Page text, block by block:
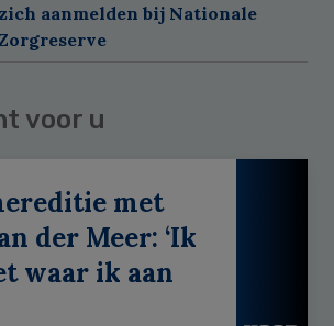
zich aanmelden bij Nationale
Zorgreserve
voor u
met
der Meer: ‘Ik
waar ik aan